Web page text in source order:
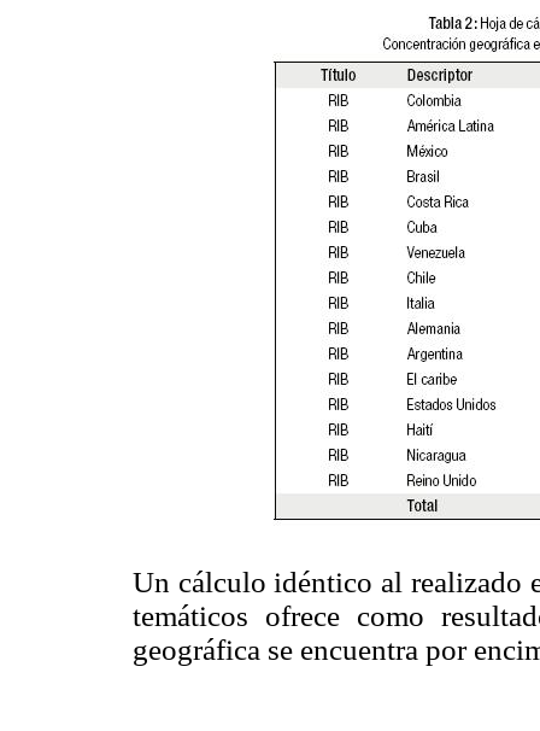
Un cálculo idéntico al realizado
temáticos ofrece como
geográfica se encuentra por